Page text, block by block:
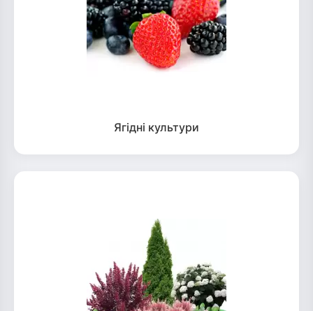
Ягідні культури